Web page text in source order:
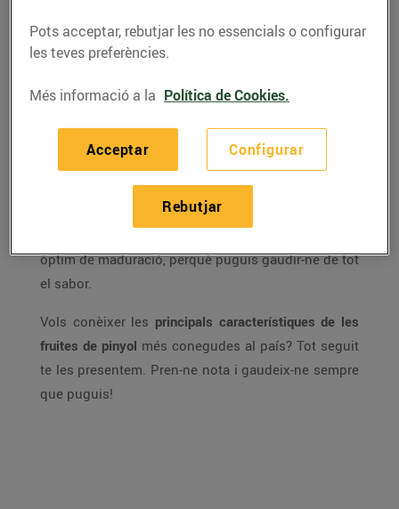
platerines… són alguns dels representants més
destacats de la gran família de les fruites de pinyol.
envoltada d’una estructura protectora. A més de tenir
un gust deliciós, ens aporten un munt de propietats
beneficioses per a la salut.
A les fruiteries de Bonpreu i Esclat i al nostre
supermercat Esclat Onlinehitrobaràs fruita de pinyol
òptim de maduració, perquè puguis gaudir-ne de tot
el sabor.
Vols conèixer les principals característiques de les
fruites de pinyol més conegudes al país? Tot seguit
te les presentem. Pren-ne nota i gaudeix-ne sempre
que puguis!
Pots acceptar, rebutjar les no essencials o configurar
les teves preferències.
Més informació a la Política de Cookies.
Configurar
Rebutjar
Acceptar